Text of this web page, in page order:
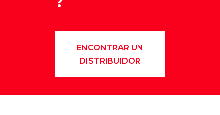
ENCONTRAR UN
DISTRIBUIDOR